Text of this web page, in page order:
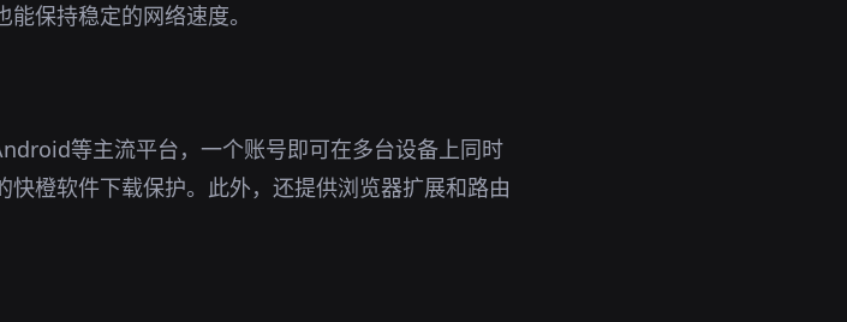
保持稳定的网络速度。
等主流平台，一个账号即可在多台设备上同时
橙软件下载保护。此外，还提供浏览器扩展和路由